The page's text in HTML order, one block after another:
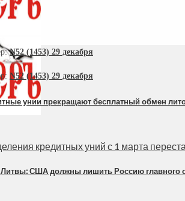
N52 (1453) 29 декабря
N52 (1453) 29 декабря
унии прекращают бесплатный обмен
кредитных уний с 1 марта
Литвы: США должны лишить Россию главного